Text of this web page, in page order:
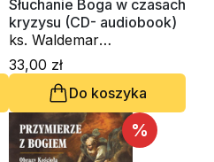
Słuchanie Boga w czasach
kryzysu (CD- audiobook)
ks. Waldemar
Chrostowski, s. Judyta
Pudełko PDDM, ks. Piotr
33,00 zł
Do koszyka
%